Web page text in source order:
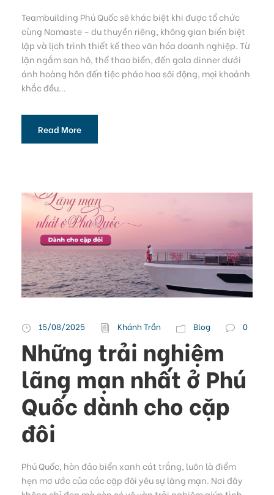
Teambuilding Phú Quốc sẽ khác biệt khi được tổ chức
cùng Namaste – du thuyền riêng, không gian biển biệt
lập và lịch trình thiết kế theo văn hóa doanh nghiệp. Từ
lặn ngắm san hô, thể thao biển, đến gala dinner dưới
ánh hoàng hôn đến tiệc pháo hoa sôi động, mọi khoảnh
khắc đều...
Read More
15/08/2025 Khánh Trần Blog 0
Những trải nghiệm
lãng mạn nhất ở Phú
Quốc dành cho cặp
đôi
Phú Quốc, hòn đảo biển xanh cát trắng, luôn là điểm
hẹn mơ ước của các cặp đôi yêu sự lãng mạn. Nơi đây